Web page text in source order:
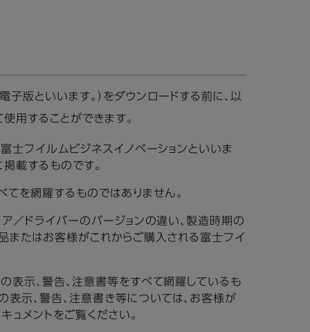
版といいます。）をダウンロードする前に、以
用することができます。
士フイルムビジネスイノベーションといいま
載するものです。
を網羅するものではありません。
／ドライバーのバージョンの違い、製造時期の
またはお客様がこれからご購入される富士フイ
示、警告、注意書等をすべて網羅しているも
示、警告、注意書き等については、お客様が
メントをご覧ください。